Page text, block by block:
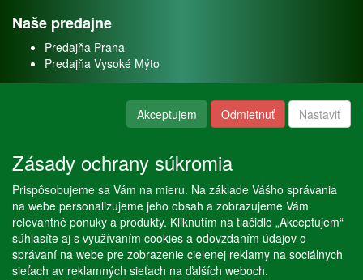
Naše predajne
Predajňa Praha
Predajňa Vysoké Mýto
Naše služby
Servis
Predaj akváriových rýb
Predaj akváriových rastlín
Akceptujem Odmietnuť Nastaviť
Zásady ochrany súkromia
Prispôsobujeme sa Vám na mieru. Na základe Vášho správania
na webe personalizujeme jeho obsah a zobrazujeme Vám
relevantné ponuky a produkty. Kliknutím na tlačidlo „Akceptujem“
súhlasíte aj s využívaním cookies a odovzdaním údajov o
správaní na webe pre zobrazenie cielenej reklamy na sociálnych
sieťach av reklamných sieťach na ďalších weboch.